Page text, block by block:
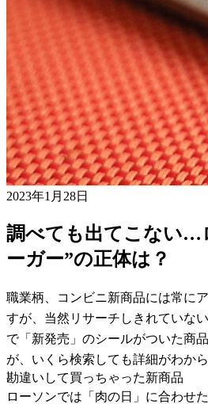
2023年1月28日
調べても出てこない…
ーガー”の正体は？
職業柄、コンビニ新商品には常に
すが、当然リサーチしきれていな
で「新発売」のシールがついた商
が、いくら検索しても詳細がわか
勘違いして買っちゃった新商品
ローソンでは「肉の日」に合わせ